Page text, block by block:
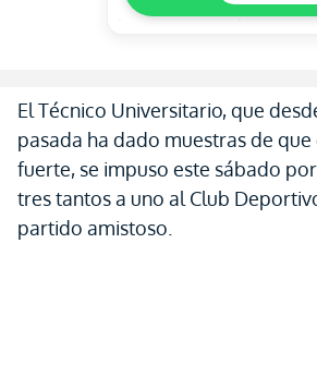
El Técnico Universitario, que
pasada ha dado muestras de que
fuerte, se impuso este sábado
tres tantos a uno al Club
partido amistoso.